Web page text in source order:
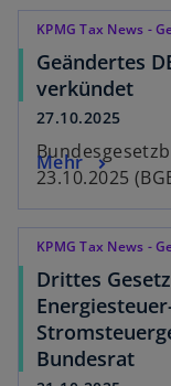
KPMG Tax News -
Geändertes
verkündet
27.10.2025
23.10.2025
Mehr
KPMG Tax News -
Drittes
Bundesrat